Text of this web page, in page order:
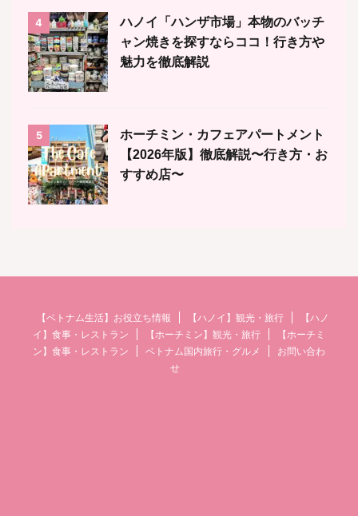
4
ハノイ「ハンザ市場」本物のバッチ
ャン焼きを探すならココ！行き方や
魅力を徹底解説
5
ホーチミン・カフェアパートメント
【2026年版】徹底解説〜行き方・お
すすめ店〜
【ベトナム生活】お役立ち情報 【ハノイ】観光・旅行
【ハノ
イ】食事・レストラン
【ホーチミン】観光・旅行
【ホーチミ
ン】食事・レストラン
ベトナム国内旅行・グルメ
お問い合わ
せ